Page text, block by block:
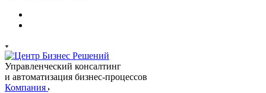
Управленческий консалтинг
и автоматизация бизнес-процессов
Компания